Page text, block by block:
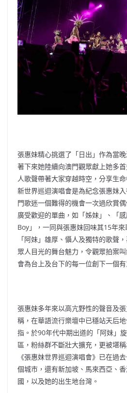
張惠妹精心挑選了「日出」作為當
著下來她陸續向澳門觀眾獻上她多
人歌聲帶著大家穿越時空，分享生
新世界巡迴演唱會是為紀念張惠妹
門歌迷一個難得的機會一次過欣賞
廣受歡迎的單曲，如「姊妹」、「
Boy」，一同與張惠妹回味其15年來
「阿妹」雄厚、懾人及獨特的歌聲
眾人目光的舞台魅力，令觀眾拍案
會為台上及台下的每一位創下一個有
張惠妹多年來以高亢野性的聲音及
稱，在華語流行樂壇中已穩站天后
指。於90年代中期出道的「阿妹」
區，粉絲群不斷壯大擴充，更被堪
《張惠妹世界巡迴演唱會》已在過
個城市，還有新加坡、馬來西亞、
國，以及她的出生地台灣。